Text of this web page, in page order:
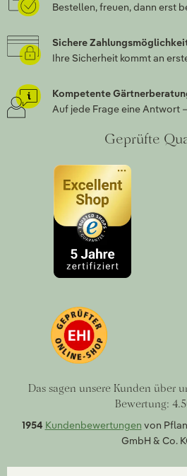
Bestellen, freuen, dann erst
Sichere
Ihre Sicherheit kommt an
Kompetente
Auf jede Frage eine Antwort
Geprüfte
Das sagen unsere Kunden über
Bewertung:
1954 Kundenbewertungen von
GmbH & Co.